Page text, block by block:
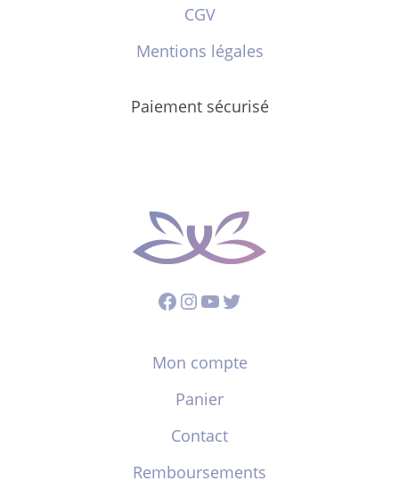
CGV
Mentions légales
Paiement sécurisé
Facebook
Instagram
YouTube
Twitter
Mon compte
Panier
Contact
Remboursements